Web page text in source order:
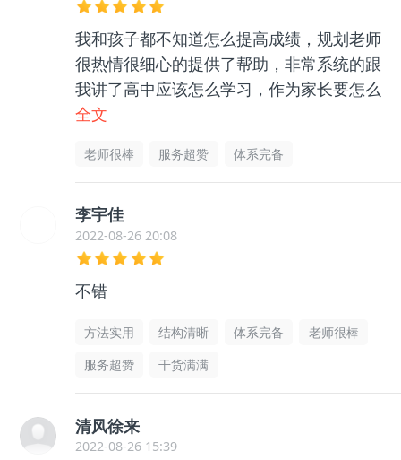
我和孩子都不知道怎么提高成绩，规划老师
很热情很细心的提供了帮助，非常系统的跟
我讲了高中应该怎么学习，作为家长要怎么
帮助孩子等等很多东西，孩子和我都没有那
用的
全文
老师很棒 服务超赞 体系完备
李宇佳
2022-08-26 20:08
不错
方法实用 结构清晰 体系完备
老师很棒
服务超赞
干货满满
清风徐来
2022-08-26 15:39